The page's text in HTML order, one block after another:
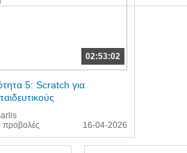
02:53:02
προβολές
5: Scratch για
16-04-2026